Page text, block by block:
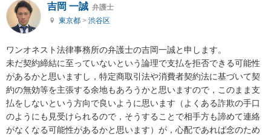
吉岡 一誠 弁護士
東京都 > 渋谷区
ワンオネスト法律事務所の弁護士の吉岡一誠と申します。
未だ契約締結に至っていないという論理で支払を拒否できる可能性
があるかと思いますし，特定商取引法や消費者契約法に基づいて契
約の無効等を主張する余地もあろうかと思いますので，このまま支
払をしないという方向で良いように思います（よくある詐欺の手口
のようにも見受けられるので，そうすることで相手方も諦めて連絡
がなくなる可能性があるかと思います）が，心配であれば念のため